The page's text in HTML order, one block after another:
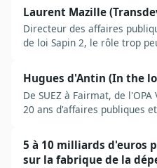
Laurent Mazille
Directeur des affaires
de loi Sapin 2, le rôle trop
Hugues d'Antin (In the
De SUEZ à Fairmat, de
20 ans d'affaires publiques
5 à 10 milliards d'euros
sur la fabrique de la